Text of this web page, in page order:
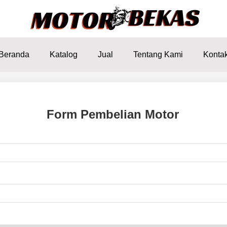
Katalog Jual Tentang Kami
Form Pembelian Motor